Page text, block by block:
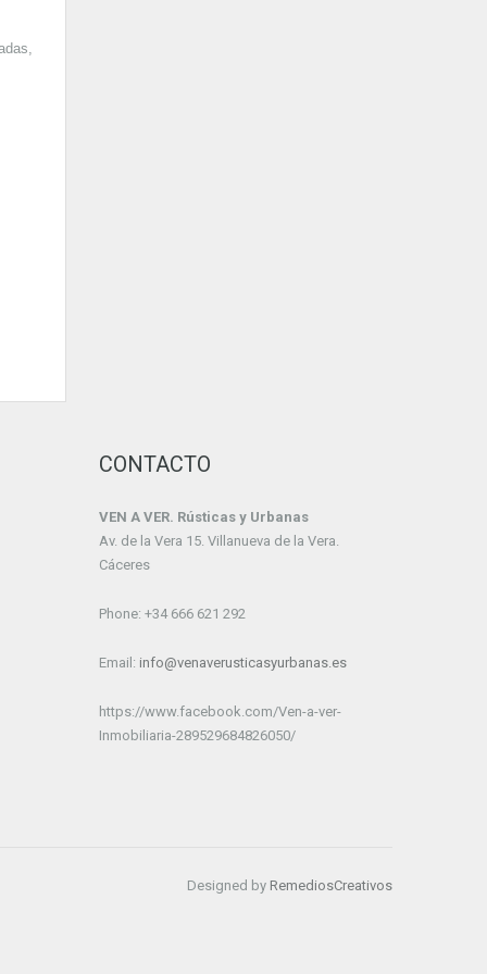
CONTACTO
VEN A VER. Rústicas y Urbanas
Av. de la Vera 15. Villanueva de la Vera.
Cáceres
Phone: +34 666 621 292
Email: info@venaverusticasyurbanas.es
https://www.facebook.com/Ven-a-ver-
Inmobiliaria-289529684826050/
Designed by RemediosCreativos